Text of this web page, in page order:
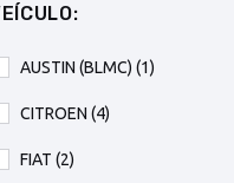
AUSTIN (BLMC) (1)
CITROEN (4)
FIAT (2)